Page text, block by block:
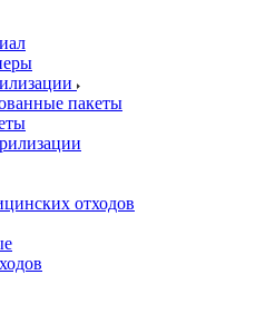
пакеты
отходов